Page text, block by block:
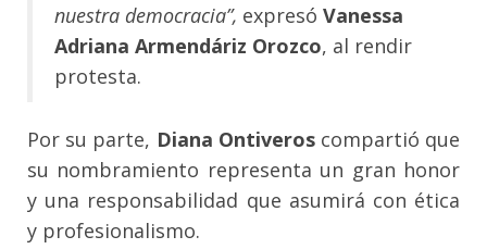
nuestra democracia”, expresó Vanessa
Adriana Armendáriz Orozco, al rendir
protesta.
Por su parte, Diana Ontiveros compartió que
su nombramiento representa un gran honor
y una responsabilidad que asumirá con ética
y profesionalismo.